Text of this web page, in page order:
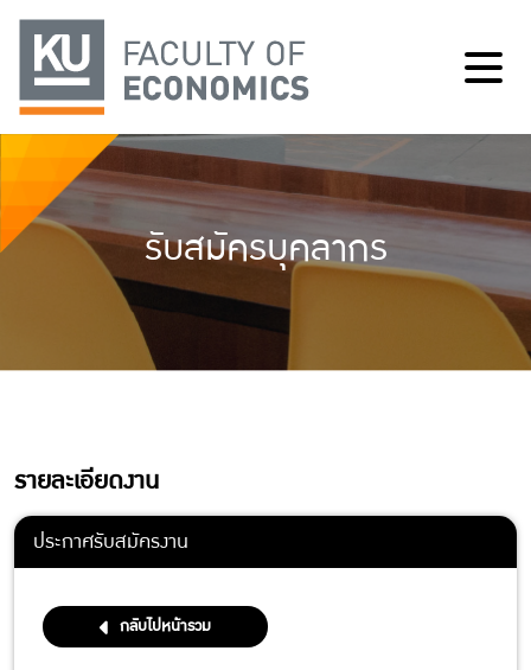
รับสมัครบุคลากร
รายละเอียดงาน
ประกาศรับสมัครงาน
กลับไปหน้ารวม